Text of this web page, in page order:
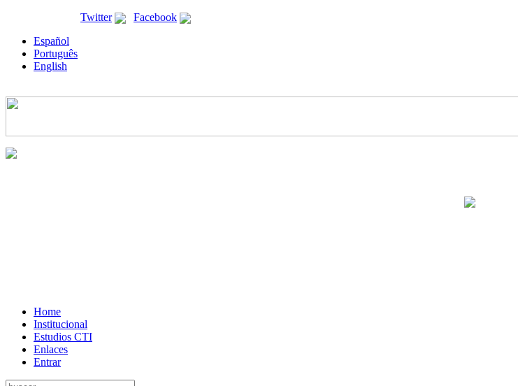
Twitter Facebook
Español
Português
English
Home
Institucional
Estudios CTI
Enlaces
Entrar